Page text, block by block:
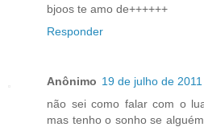
bjoos te amo de++++++
Responder
Anônimo 19 de julho de
não sei como falar com o
mas tenho o sonho se